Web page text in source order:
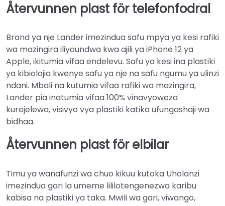
Återvunnen plast för telefonfodral
Brand ya nje Lander imezindua safu mpya ya kesi rafiki
wa mazingira iliyoundwa kwa ajili ya iPhone 12 ya
Apple, ikitumia vifaa endelevu. Safu ya kesi ina plastiki
ya kibiolojia kwenye safu ya nje na safu ngumu ya ulinzi
ndani. Mbali na kutumia vifaa rafiki wa mazingira,
Lander pia inatumia vifaa 100% vinavyoweza
kurejelewa, visivyo vya plastiki katika ufungashaji wa
bidhaa.
Återvunnen plast för elbilar
Timu ya wanafunzi wa chuo kikuu kutoka Uholanzi
imezindua gari la umeme lililotengenezwa karibu
kabisa na plastiki ya taka. Mwili wa gari, viwango,